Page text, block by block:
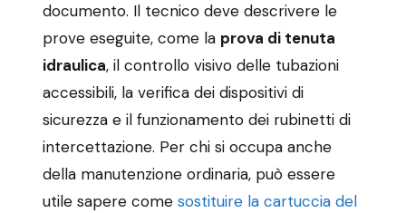
documento. Il tecnico deve descrivere le
prove eseguite, come la prova di tenuta
idraulica, il controllo visivo delle tubazioni
accessibili, la verifica dei dispositivi di
sicurezza e il funzionamento dei rubinetti di
intercettazione. Per chi si occupa anche
della manutenzione ordinaria, può essere
utile sapere come sostituire la cartuccia del